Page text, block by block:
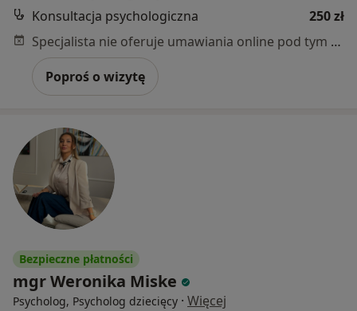
Konsultacja psychologiczna
250 zł
Specjalista nie oferuje umawiania online pod tym adresem.
Poproś o wizytę
Bezpieczne płatności
mgr Weronika Miske
Psycholog, Psycholog dziecięcy · Więcej